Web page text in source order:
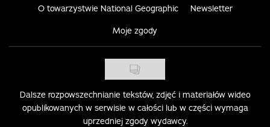
O towarzystwie National Geographic Newsletter
Moje zgody
Dalsze rozpowszechnianie tekstów, zdjęć i materiałów wideo
opublikowanych w serwisie w całości lub w części wymaga
uprzedniej zgody wydawcy.